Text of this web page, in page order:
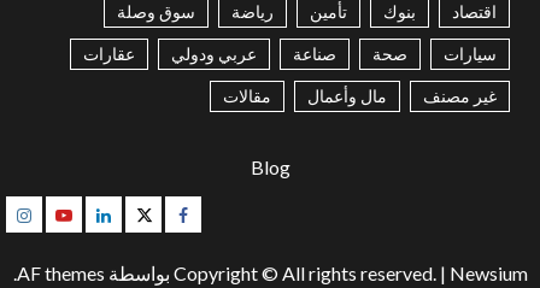
اقتصاد بنوك تأمين رياضة سوق وصلة
سيارات صحة صناعة عربي ودولي عقارات
غير مصنف مال وأعمال مقالات
Blog
Facebook
Twitter
Linkedin
Youtube
Copyright © All rights reserved. | Newsium بواسطة AF themes.